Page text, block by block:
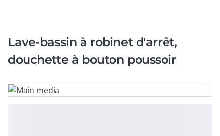
Lave-bassin à robinet d'arrêt,
douchette à bouton poussoir